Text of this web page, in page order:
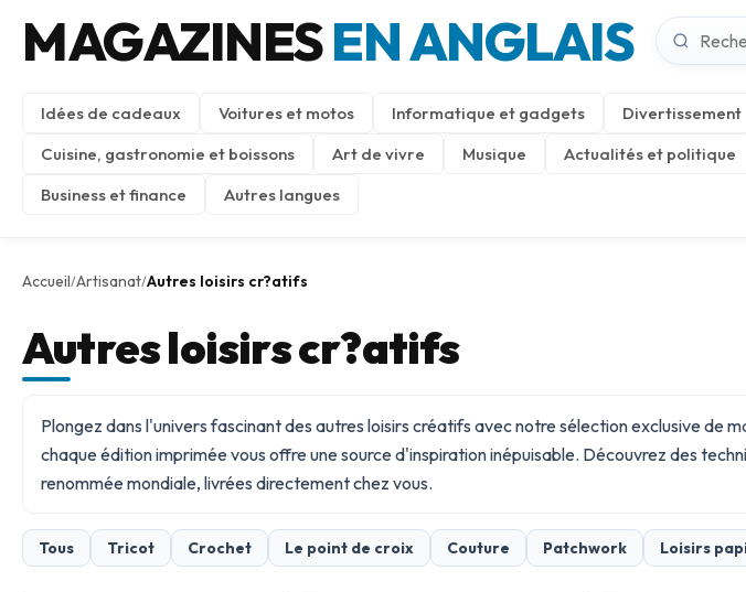
MAGAZINESEN ANGLAIS
Idées de cadeaux Voitures et motos Informatique et gadgets Divertissement
Cuisine, gastronomie et boissons
Art de vivre Musique Actualités et politique
Business et finance
Autres langues
Accueil/Artisanat/Autres loisirs cr?atifs
Autres loisirs cr?atifs
Plongez dans l'univers fascinant des autres loisirs créatifs avec notre sélection exclusive de
chaque édition imprimée vous offre une source d'inspiration inépuisable. Découvrez des
renommée mondiale, livrées directement chez vous.
Tous Tricot Crochet Le point de croix Couture Patchwork Loisirs